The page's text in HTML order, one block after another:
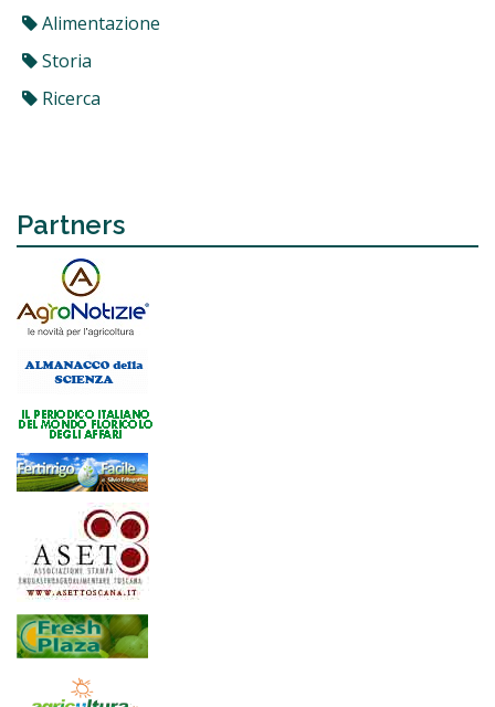
Alimentazione
Storia
Ricerca
Partners